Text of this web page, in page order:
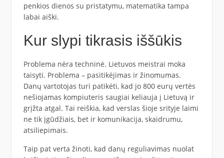
penkios dienos su pristatymu, matematika tampa
labai aiški.
Kur slypi tikrasis iššūkis
Problema nėra techninė. Lietuvos meistrai moka
taisyti. Problema – pasitikėjimas ir žinomumas.
Danų vartotojas turi patikėti, kad jo 800 eurų vertės
nešiojamas kompiuteris saugiai keliauja į Lietuvą ir
grįžta atgal. Tai reiškia, kad verslas šioje srityje laimi
ne tik įgūdžiais, bet ir komunikacija, skaidrumu,
atsiliepimais.
Taip pat verta žinoti, kad danų reguliavimas nuolat